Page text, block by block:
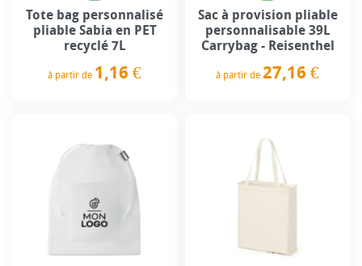
Tote bag personnalisé
pliable Sabia en PET
recyclé 7L
à partir de 1,16 €
Sac à provision pliable
personnalisable 39L
Carrybag - Reisenthel
à partir de 27,16 €